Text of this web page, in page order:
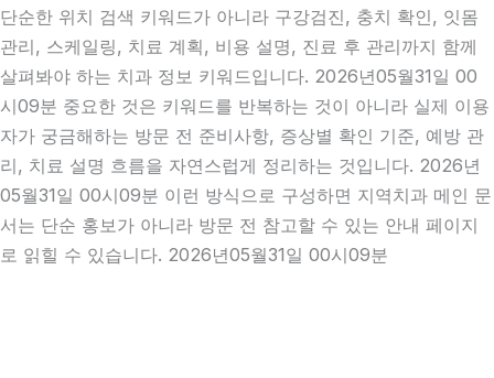
단순한 위치 검색 키워드가 아니라 구강검진, 충치 확인, 잇몸
관리, 스케일링, 치료 계획, 비용 설명, 진료 후 관리까지 함께
살펴봐야 하는 치과 정보 키워드입니다. 2026년05월31일 00
시09분 중요한 것은 키워드를 반복하는 것이 아니라 실제 이용
자가 궁금해하는 방문 전 준비사항, 증상별 확인 기준, 예방 관
리, 치료 설명 흐름을 자연스럽게 정리하는 것입니다. 2026년
05월31일 00시09분 이런 방식으로 구성하면 지역치과 메인 문
서는 단순 홍보가 아니라 방문 전 참고할 수 있는 안내 페이지
로 읽힐 수 있습니다. 2026년05월31일 00시09분